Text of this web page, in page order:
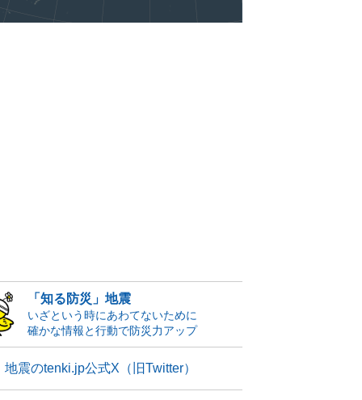
「知る防災」地震
いざという時にあわてないために
確かな情報と行動で防災力アップ
地震のtenki.jp公式X（旧Twitter）